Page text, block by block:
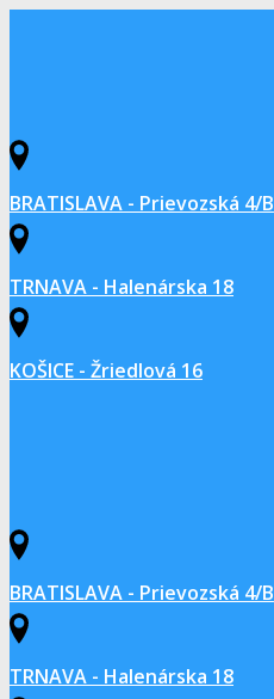
BRATISLAVA - Prievozská 4/B
TRNAVA - Halenárska 18
KOŠICE - Žriedlová 16
BRATISLAVA - Prievozská 4/B
TRNAVA - Halenárska 18